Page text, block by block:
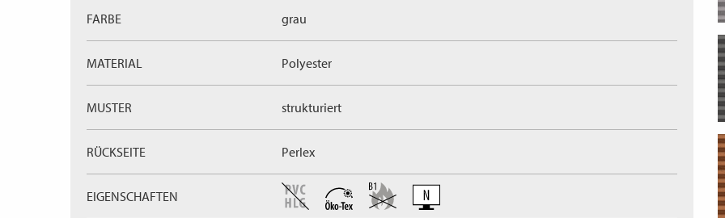
FARBE grau
MATERIAL Polyester
MUSTER strukturiert
RÜCKSEITE Perlex
EIGENSCHAFTEN